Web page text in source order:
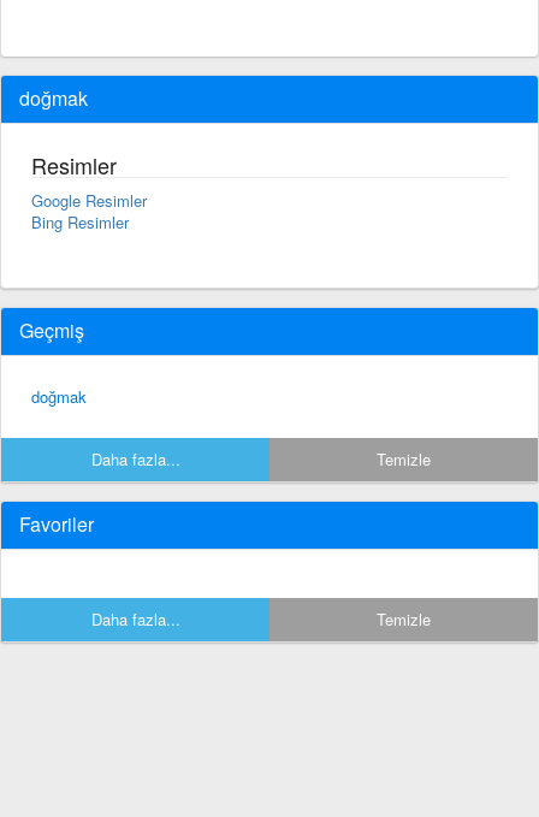
doğmak
Resimler
Google Resimler
Bing Resimler
Geçmiş
doğmak
Daha fazla... Temizle
Favoriler
Daha fazla... Temizle